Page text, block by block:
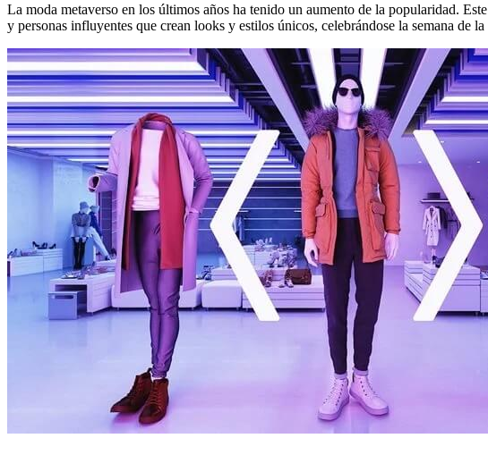
La moda metaverso en los últimos años ha tenido un aumento de la popularidad.
y personas influyentes que crean looks y estilos únicos, celebrándose la semana de